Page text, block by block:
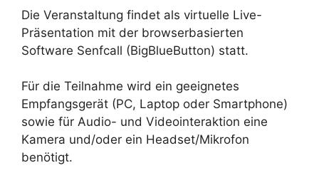
Die Veranstaltung findet als virtuelle Live-
Präsentation mit der browserbasierten
Software Senfcall (BigBlueButton) statt.
Für die Teilnahme wird ein geeignetes
Empfangsgerät (PC, Laptop oder Smartphone)
sowie für Audio- und Videointeraktion eine
Kamera und/oder ein Headset/Mikrofon
benötigt.